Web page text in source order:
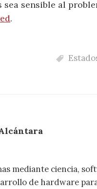
sea sensible al
.
mediante ciencia,
de hardware